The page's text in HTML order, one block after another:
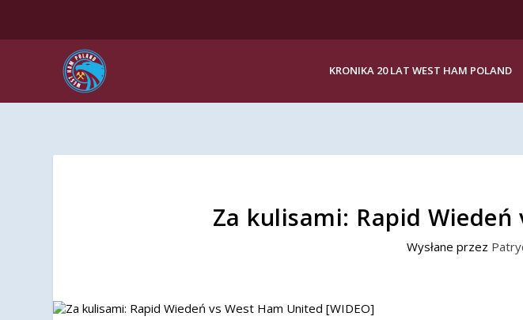
KRONIKA 20 LAT WEST HAM POLAND
Za kulisami: Rapid Wiedeń
Wysłane przez